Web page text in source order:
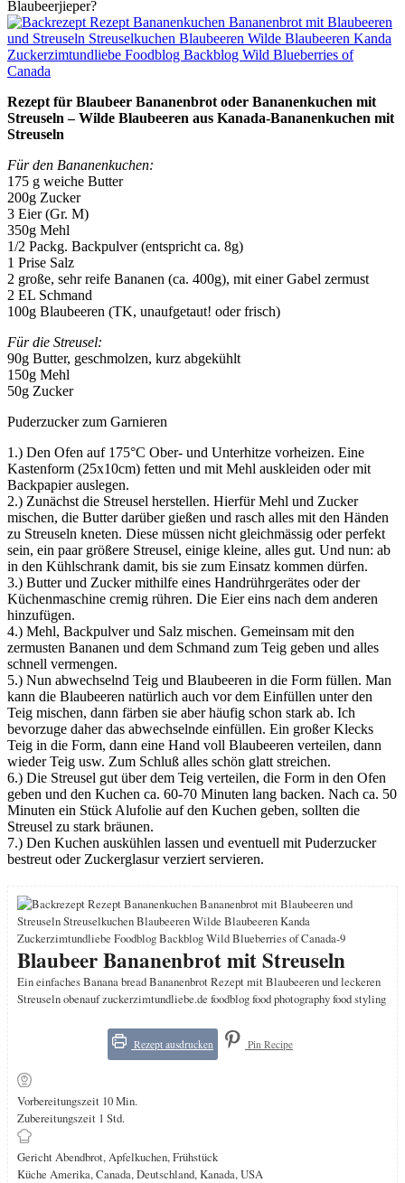
Blaubeerjieper?
Rezept für Blaubeer Bananenbrot oder Bananenkuchen mit
Streuseln – Wilde Blaubeeren aus Kanada-Bananenkuchen mit
Streuseln
Für den Bananenkuchen:
175 g weiche Butter
200g Zucker
3 Eier (Gr. M)
350g Mehl
1/2 Packg. Backpulver (entspricht ca. 8g)
1 Prise Salz
2 große, sehr reife Bananen (ca. 400g), mit einer Gabel zermust
2 EL Schmand
100g Blaubeeren (TK, unaufgetaut! oder frisch)
Für die Streusel:
90g Butter, geschmolzen, kurz abgekühlt
150g Mehl
50g Zucker
Puderzucker zum Garnieren
1.) Den Ofen auf 175°C Ober- und Unterhitze vorheizen. Eine
Kastenform (25x10cm) fetten und mit Mehl auskleiden oder mit
Backpapier auslegen.
2.) Zunächst die Streusel herstellen. Hierfür Mehl und Zucker
mischen, die Butter darüber gießen und rasch alles mit den Händen
zu Streuseln kneten. Diese müssen nicht gleichmässig oder perfekt
sein, ein paar größere Streusel, einige kleine, alles gut. Und nun: ab
in den Kühlschrank damit, bis sie zum Einsatz kommen dürfen.
3.) Butter und Zucker mithilfe eines Handrührgerätes oder der
Küchenmaschine cremig rühren. Die Eier eins nach dem anderen
hinzufügen.
4.) Mehl, Backpulver und Salz mischen. Gemeinsam mit den
zermusten Bananen und dem Schmand zum Teig geben und alles
schnell vermengen.
5.) Nun abwechselnd Teig und Blaubeeren in die Form füllen. Man
kann die Blaubeeren natürlich auch vor dem Einfüllen unter den
Teig mischen, dann färben sie aber häufig schon stark ab. Ich
bevorzuge daher das abwechselnde einfüllen. Ein großer Klecks
Teig in die Form, dann eine Hand voll Blaubeeren verteilen, dann
wieder Teig usw. Zum Schluß alles schön glatt streichen.
6.) Die Streusel gut über dem Teig verteilen, die Form in den Ofen
geben und den Kuchen ca. 60-70 Minuten lang backen. Nach ca. 50
Minuten ein Stück Alufolie auf den Kuchen geben, sollten die
Streusel zu stark bräunen.
7.) Den Kuchen auskühlen lassen und eventuell mit Puderzucker
bestreut oder Zuckerglasur verziert servieren.
Blaubeer Bananenbrot mit Streuseln
Ein einfaches Banana bread Bananenbrot Rezept mit Blaubeeren und leckeren
Streuseln obenauf zuckerzimtundliebe.de foodblog food photography food styling
Rezept ausdrucken Pin Recipe
Vorbereitungszeit 10Minuten
Min.
Zubereitungszeit 1 Stunde
Std.
GerichtAbendbrot, Apfelkuchen, Frühstück
Küche Amerika, Canada, Deutschland, Kanada, USA